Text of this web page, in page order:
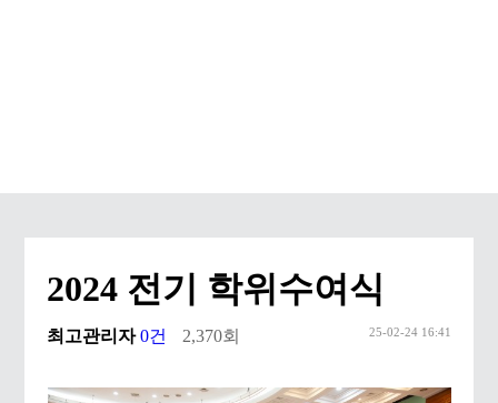
2024 전기 학위수여식
최고관리자 0건 2,370회 25-02-24 16:41